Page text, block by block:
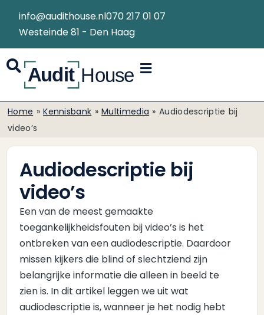
info@audithouse.nl070 217 01 07
Westeinde 81 - Den Haag
Home »Kennisbank »Multimedia »Audiodescriptie bij
video’s
Audiodescriptie bij
video’s
Een van de meest gemaakte
toegankelijkheidsfouten bij video’s is het
ontbreken van een audiodescriptie. Daardoor
missen kijkers die blind of slechtziend zijn
belangrijke informatie die alleen in beeld te
zien is. In dit artikel leggen we uit wat
audiodescriptie is, wanneer je het nodig hebt